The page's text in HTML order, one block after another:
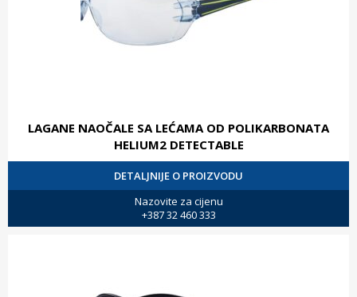
LAGANE NAOČALE SA LEĆAMA OD POLIKARBONATA
HELIUM2 DETECTABLE
DETALJNIJE O PROIZVODU
Nazovite za cijenu
+387 32 460 333